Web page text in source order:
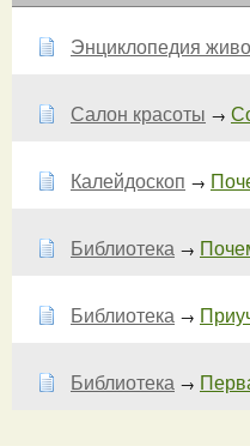
Энциклопедия
Салон красоты →
Калейдоскоп →
Библиотека →
Библиотека →
Библиотека →